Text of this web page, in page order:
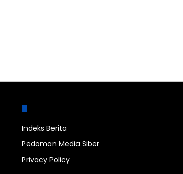
Indeks Berita
Pedoman Media Siber
Privacy Policy